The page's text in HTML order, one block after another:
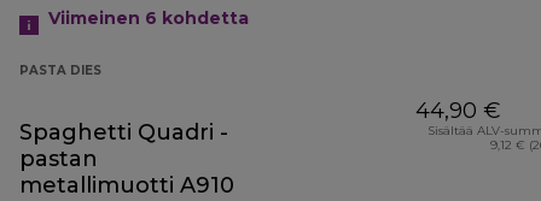
Viimeinen 6 kohdetta
PASTA DIES
Spaghetti Quadri -
pastan
metallimuotti A910
44,90 €
Sisältää ALV-
9,12 €